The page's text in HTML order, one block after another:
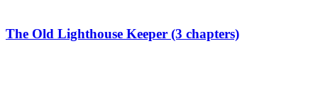
The Old Lighthouse Keeper (3 chapters)